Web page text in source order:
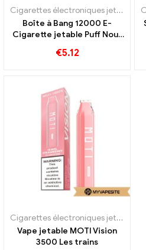
Cigarettes électroniques jetables
Boîte à Bang 12000 E-
Cigarette jetable Puff Nous
taxes de e-cigarettes en
€5.12
Cigarettes électroniques jetables
Vape jetable MOTI Vision
3500 Les trains